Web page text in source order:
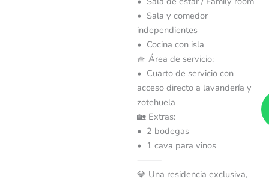
• Sala y comedor
independientes
• Cocina con isla
🧺 Área de servicio:
• Cuarto de servicio con
acceso directo a lavandería y
zotehuela
🏡 Extras:
• 2 bodegas
• 1 cava para vinos
⸻
💎 Una residencia exclusiva,